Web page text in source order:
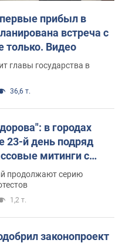
прибыл в
встреча с
только. Видео
главы государства в
36,6 т.
в городах
23-й день подряд
митинги с
и видео
продолжают серию
1,2 т.
законопроект